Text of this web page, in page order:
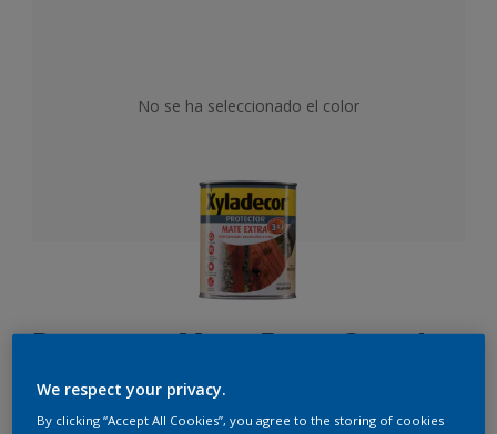
No se ha seleccionado el color
Protector Mate Extra 3 en 1
Seleccionar un color
We respect your privacy.
By clicking “Accept All Cookies”, you agree to the storing of cookies